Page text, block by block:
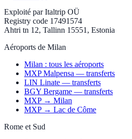
Exploité parItaltrip OÜ
Registry code 17491574
Ahtri tn 12, Tallinn 15551, Estonia
Aéroports de Milan
Milan : tous les aéroports
MXP Malpensa — transferts
LIN Linate — transferts
BGY Bergame — transferts
MXP → Milan
MXP → Lac de Côme
Rome et Sud